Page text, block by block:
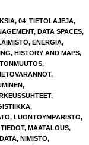
, 04_TIETOLAJEJA,
, DATA SPACES,
, ENERGIA,
, HISTORY AND MAPS,
,
,
,
,
,
, LUONTOYMPÄRISTÖ,
, MAATALOUS,
, NIMISTÖ,